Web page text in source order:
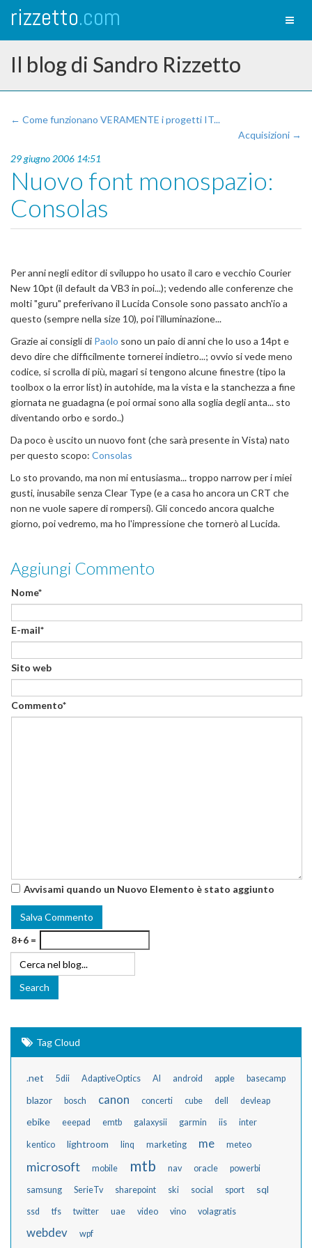
rizzetto.com
Il blog di Sandro Rizzetto
← Come funzionano VERAMENTE i progetti IT...
Acquisizioni →
29 giugno 2006 14:51
Nuovo font monospazio:
Consolas
Per anni negli editor di sviluppo ho usato il caro e vecchio Courier
New 10pt (il default da VB3 in poi...); vedendo alle conferenze che
molti "guru" preferivano il Lucida Console sono passato anch'io a
questo (sempre nella size 10), poi l'illuminazione...
Grazie ai consigli di Paolo sono un paio di anni che lo uso a 14pt e
devo dire che difficilmente tornerei indietro...; ovvio si vede meno
codice, si scrolla di più, magari si tengono alcune finestre (tipo la
toolbox o la error list) in autohide, ma la vista e la stanchezza a fine
giornata ne guadagna (e poi ormai sono alla soglia degli anta... sto
diventando orbo e sordo..)
Da poco è uscito un nuovo font (che sarà presente in Vista) nato
per questo scopo: Consolas
Lo sto provando, ma non mi entusiasma... troppo narrow per i miei
gusti, inusabile senza Clear Type (e a casa ho ancora un CRT che
non ne vuole sapere di rompersi). Gli concedo ancora qualche
giorno, poi vedremo, ma ho l'impressione che tornerò al Lucida.
Aggiungi Commento
Nome*
E-mail*
Sito web
Commento*
Avvisami quando un Nuovo Elemento è stato aggiunto
8+6 =
Tag Cloud
.net 5dii AdaptiveOptics AI android apple basecamp
blazor bosch canon concerti cube dell devleap
ebike eeepad emtb galaxysii garmin iis inter
kentico lightroom linq marketing me meteo
microsoft mobile mtb nav oracle powerbi
samsung SerieTv sharepoint ski social sport sql
ssd tfs twitter uae video vino volagratis
webdev wpf